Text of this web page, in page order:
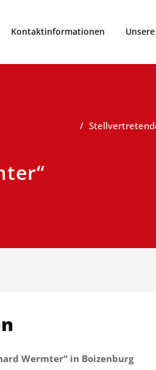
Süd-West-
Kontaktinformationen
Wermter“ in Boizenburg